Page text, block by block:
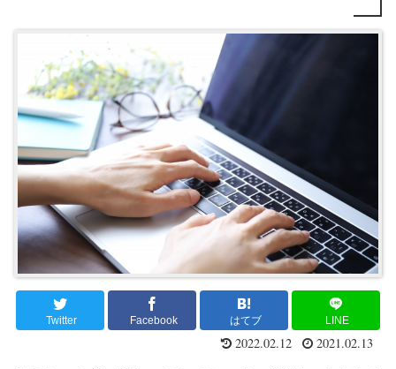
Twitter Facebook はてブ LINE
2022.02.12 2021.02.13